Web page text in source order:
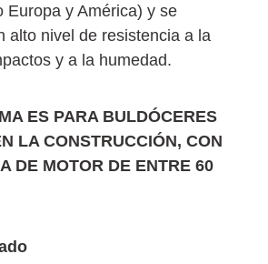
Europa y América) y se
alto nivel de resistencia a la
y a la humedad.
ES PARA BULDÓCERES
LA CONSTRUCCIÓN, CON
DE MOTOR DE ENTRE 60